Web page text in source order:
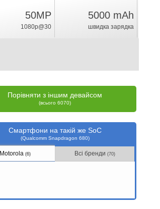
8.5%
рейтинг
50MP
1080p@30
5000 mAh
швидка зарядка
Порівняти з іншим девайсом
(всього 6070)
Смартфони на такій же SoC
(Qualcomm Snapdragon 680)
Motorola(6) Всі бренди (70)